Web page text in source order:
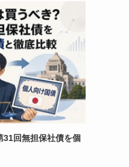
31回無担保社債を個